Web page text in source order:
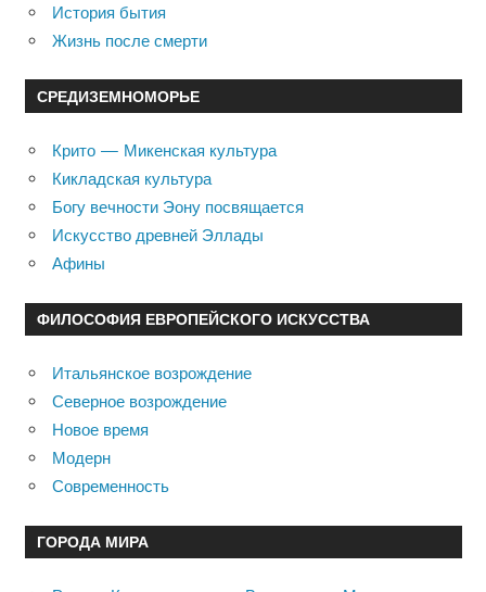
История бытия
Жизнь после смерти
СРЕДИЗЕМНОМОРЬЕ
Крито — Микенская культура
Кикладская культура
Богу вечности Эону посвящается
Искусство древней Эллады
Афины
ФИЛОСОФИЯ ЕВРОПЕЙСКОГО ИСКУССТВА
Итальянское возрождение
Северное возрождение
Новое время
Модерн
Современность
ГОРОДА МИРА